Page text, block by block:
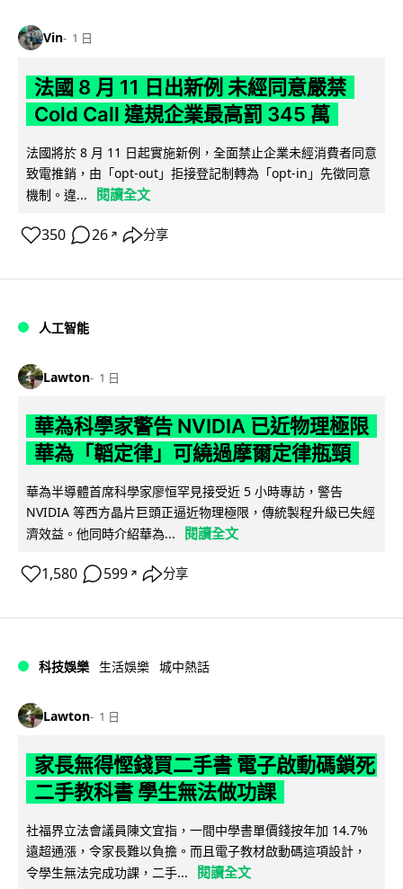
Vin 1 日
法國 8 月 11 日出新例 未經同意嚴禁
Cold Call 違規企業最高罰 345 萬
法國將於 8 月 11 日起實施新例，全面禁止企業未經消費者同意
致電推銷，由「opt-out」拒接登記制轉為「opt-in」先徵同意
機制。違...
閱讀全文
350 26 ↗ 分享
人工智能
Lawton 1 日
華為科學家警告 NVIDIA 已近物理極限
華為「韜定律」可繞過摩爾定律瓶頸
華為半導體首席科學家廖恒罕見接受近 5 小時專訪，警告
NVIDIA 等西方晶片巨頭正逼近物理極限，傳統製程升級已失經
濟效益。他同時介紹華為...
閱讀全文
1,580 599 ↗ 分享
科技娛樂 生活娛樂 城中熱話
Lawton 1 日
家長無得慳錢買二手書 電子啟動碼鎖死
二手教科書 學生無法做功課
社福界立法會議員陳文宜指，一間中學書單價錢按年加 14.7%
遠超通漲，令家長難以負擔。而且電子教材啟動碼這項設計，
令學生無法完成功課，二手...
閱讀全文